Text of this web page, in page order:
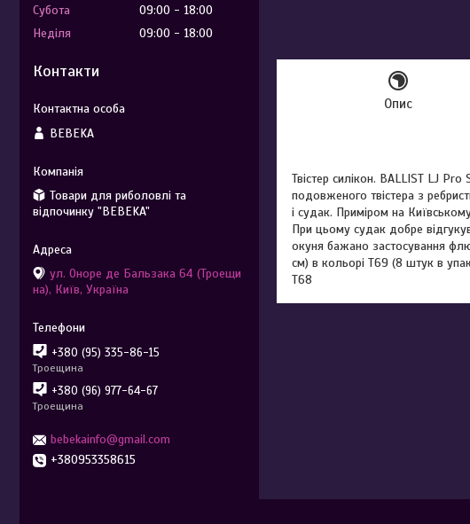
Опис
Твістер силікон. BALLIST LJ
подовженого твістера з
і судак. Приміром на
При цьому судак добре
окуня бажано застосування
см) в кольорі T69 (8 штук в
T68
Субота
09:00
18:00
Неділя
09:00 18:00
Контакти
BEBEKA
Товари для риболовлі та
відпочинку "BEBEKA"
ул. Оноре де Бальзака 64 (Троещи
на), Київ, Україна
+380 (95) 335-86-15
Троещина
+380 (96) 977-64-67
Троещина
bebekainfo@gmail.com
+380953358615